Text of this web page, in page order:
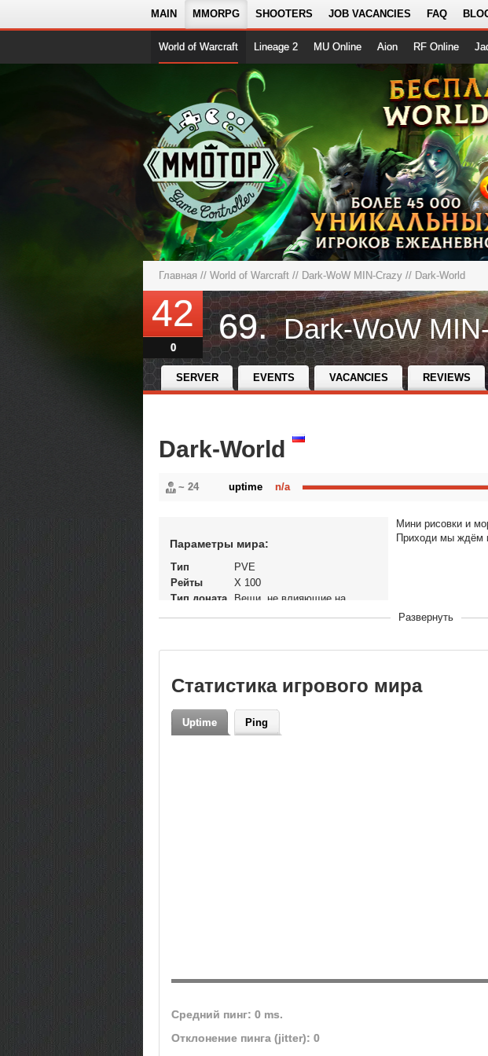
MAIN MMORPG SHOOTERS JOB VACANCIES FAQ
World of Warcraft Lineage 2 MU Online Aion RF Online
Главная // World of Warcraft // Dark-WoW MIN-Crazy // Dark-World
42
0
69. Dark-WoW
SERVER EVENTS VACANCIES REVIEWS
Dark-World
~ 24 n/a
uptime
Параметры мира:
Тип
PVE
Рейты
X 100
Тип доната
Вещи, не влияющие на
с
кланов
Мини рисовки и
Приходи мы ждём
Развернуть
Статистика игрового мира
Uptime Ping
Средний пинг: 0 ms.
Отклонение пинга (jitter): 0